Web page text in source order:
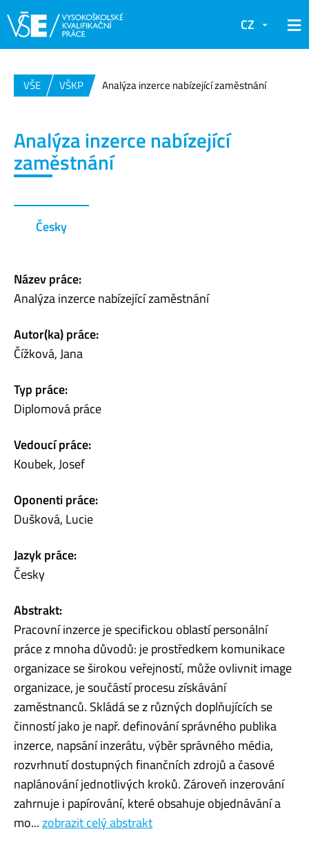
CZ
VŠE VŠKP Analýza inzerce nabízející zaměstnání
Analýza inzerce nabízející
zaměstnání
Česky
Název práce:
Analýza inzerce nabízející zaměstnání
Autor(ka) práce:
Čížková, Jana
Typ práce:
Diplomová práce
Vedoucí práce:
Koubek, Josef
Oponenti práce:
Dušková, Lucie
Jazyk práce:
Česky
Abstrakt:
Pracovní inzerce je specifickou oblastí personální
práce z mnoha důvodů: je prostředkem komunikace
organizace se širokou veřejností, může ovlivnit image
organizace, je součástí procesu získávání
zaměstnanců. Skládá se z různých doplňujících se
činností jako je např. definování správného publika
inzerce, napsání inzerátu, výběr správného média,
rozvrhnutí dostupných finančních zdrojů a časové
naplánování jednotlivých kroků. Zároveň inzerování
zahrnuje i papírování, které obsahuje objednávání a
mo...zobrazit celý abstrakt